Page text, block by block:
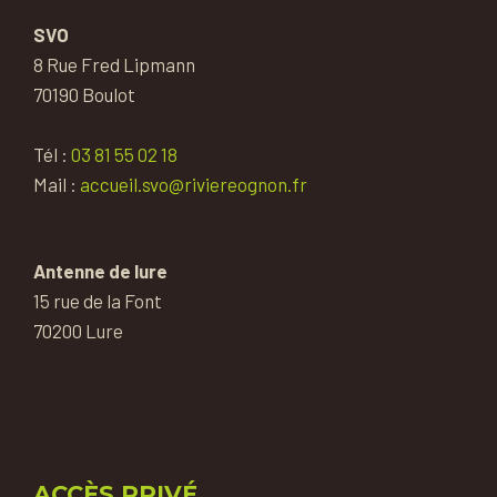
SVO
8 Rue Fred Lipmann
70190 Boulot
Tél : 03 81 55 02 18
Mail : accueil.svo@riviereognon.fr
Antenne de lure
15 rue de la Font
70200 Lure